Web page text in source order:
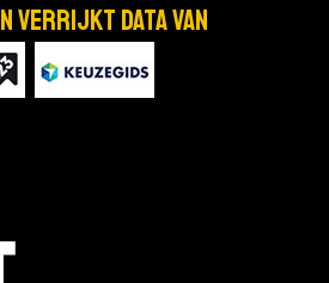
verrijkt data van